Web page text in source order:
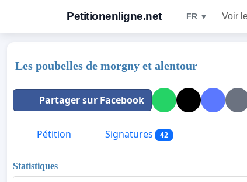
Petitionenligne.net FR ▼ Voir
Les poubelles de morgny et alentour
Partager sur Facebook
Pétition Signatures 42
Statistiques